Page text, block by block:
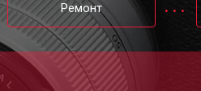
от 4300 ₽
Ремонт